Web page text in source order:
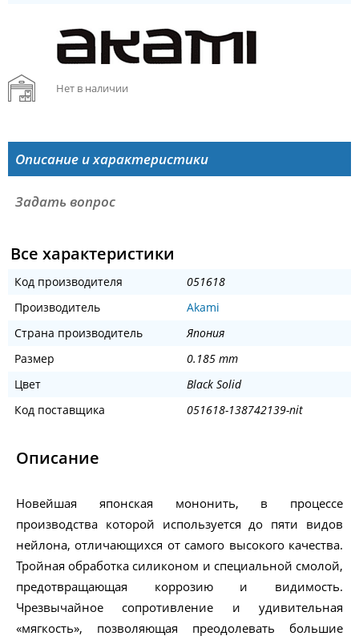
Нет в наличии
Описание и характеристики
Задать вопрос
Все характеристики
Код производителя
051618
Производитель
Akami
Страна производитель
Япония
Размер
0.185 mm
Цвет
Black Solid
Код поставщика
051618-138742139-nit
Описание
Новейшая японская мононить, в процессе
производства которой используется до пяти видов
нейлона, отличающихся от самого высокого качества.
Тройная обработка силиконом и специальной смолой,
предотвращающая коррозию и видимость.
Чрезвычайное сопротивление и удивительная
«мягкость», позволяющая преодолевать большие